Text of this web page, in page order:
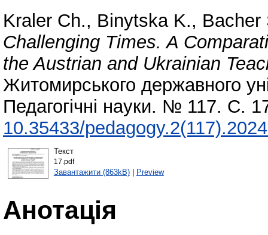
Kraler Ch., Binytska K., Bacher
Challenging Times. A
the Austrian and Ukrainian
Житомирського державного
Педагогічні науки. № 117. С.
10.35433/
Текст
17.pdf
Завантажити (863kB)| Preview
Анотація